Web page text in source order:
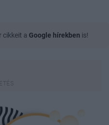
cikkeit a Google hírekben is!